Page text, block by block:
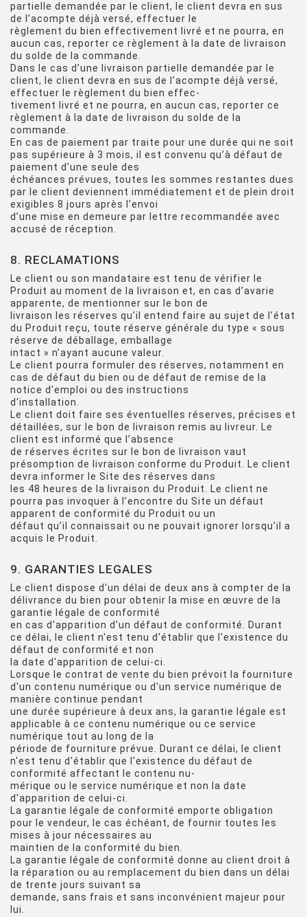
partielle demandée par le client, le client devra en sus
de l’acompte déjà versé, effectuer le
règlement du bien effectivement livré et ne pourra, en
aucun cas, reporter ce règlement à la date de livraison
du solde de la commande.
Dans le cas d’une livraison partielle demandée par le
client, le client devra en sus de l’acompte déjà versé,
effectuer le règlement du bien effec-
tivement livré et ne pourra, en aucun cas, reporter ce
règlement à la date de livraison du solde de la
commande.
En cas de paiement par traite pour une durée qui ne soit
pas supérieure à 3 mois, il est convenu qu’à défaut de
paiement d’une seule des
échéances prévues, toutes les sommes restantes dues
par le client deviennent immédiatement et de plein droit
exigibles 8 jours après l’envoi
d’une mise en demeure par lettre recommandée avec
accusé de réception.
8. RECLAMATIONS
Le client ou son mandataire est tenu de vérifier le
Produit au moment de la livraison et, en cas d’avarie
apparente, de mentionner sur le bon de
livraison les réserves qu’il entend faire au sujet de l’état
du Produit reçu, toute réserve générale du type « sous
réserve de déballage, emballage
intact » n’ayant aucune valeur.
Le client pourra formuler des réserves, notamment en
cas de défaut du bien ou de défaut de remise de la
notice d'emploi ou des instructions
d'installation.
Le client doit faire ses éventuelles réserves, précises et
détaillées, sur le bon de livraison remis au livreur. Le
client est informé que l’absence
de réserves écrites sur le bon de livraison vaut
présomption de livraison conforme du Produit. Le client
devra informer le Site des réserves dans
les 48 heures de la livraison du Produit. Le client ne
pourra pas invoquer à l’encontre du Site un défaut
apparent de conformité du Produit ou un
défaut qu’il connaissait ou ne pouvait ignorer lorsqu’il a
acquis le Produit.
9. GARANTIES LEGALES
Le client dispose d'un délai de deux ans à compter de la
délivrance du bien pour obtenir la mise en œuvre de la
garantie légale de conformité
en cas d'apparition d'un défaut de conformité. Durant
ce délai, le client n'est tenu d'établir que l'existence du
défaut de conformité et non
la date d'apparition de celui-ci.
Lorsque le contrat de vente du bien prévoit la fourniture
d'un contenu numérique ou d'un service numérique de
manière continue pendant
une durée supérieure à deux ans, la garantie légale est
applicable à ce contenu numérique ou ce service
numérique tout au long de la
période de fourniture prévue. Durant ce délai, le client
n'est tenu d'établir que l'existence du défaut de
conformité affectant le contenu nu-
mérique ou le service numérique et non la date
d'apparition de celui-ci.
La garantie légale de conformité emporte obligation
pour le vendeur, le cas échéant, de fournir toutes les
mises à jour nécessaires au
maintien de la conformité du bien.
La garantie légale de conformité donne au client droit à
la réparation ou au remplacement du bien dans un délai
de trente jours suivant sa
demande, sans frais et sans inconvénient majeur pour
lui.